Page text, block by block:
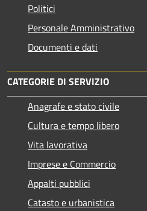
Politici
Personale Amministrativo
Documenti e dati
CATEGORIE DI SERVIZIO
Anagrafe e stato civile
Cultura e tempo libero
Vita lavorativa
Imprese e Commercio
Appalti pubblici
Catasto e urbanistica